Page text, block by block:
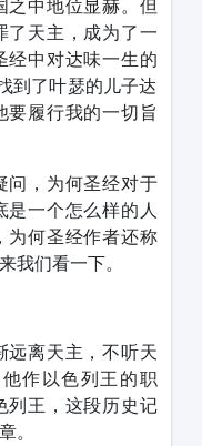
之中地位显赫。但
了天主，成为了一
经中对达味一生的
到了叶瑟的儿子达
要履行我的一切旨
问，为何圣经对于
是一个怎么样的人
为何圣经作者还称
我们看一下。
远离天主，不听天
作以色列王的职
列王，这段历史记
。